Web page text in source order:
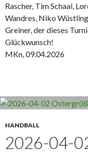
Rascher, Tim Schaal,
Wandres, Niko
Greiner, der dieses
Glückwunsch!
MKn, 09.04.2026
HANDBALL
2026-04-02